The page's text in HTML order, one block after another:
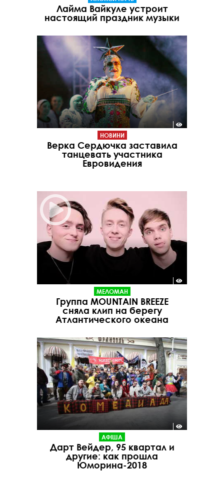
Лайма Вайкуле устроит
настоящий праздник музыки
НОВИНИ
Верка Сердючка заставила
танцевать участника
Евровидения
МЕЛОМАН
Группа MOUNTAIN BREEZE
сняла клип на берегу
Атлантического океана
АФІША
Дарт Вейдер, 95 квартал и
другие: как прошла
Юморина-2018